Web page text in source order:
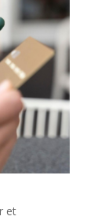
et